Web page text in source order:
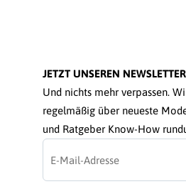
JETZT UNSEREN
Und nichts mehr verpassen.
regelmäßig über neueste
und Ratgeber Know-How